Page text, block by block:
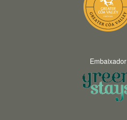
Embaixador